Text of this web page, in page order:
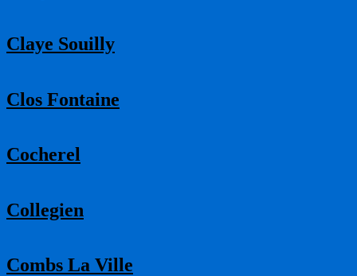
Claye Souilly
Clos Fontaine
Cocherel
Collegien
Combs La Ville